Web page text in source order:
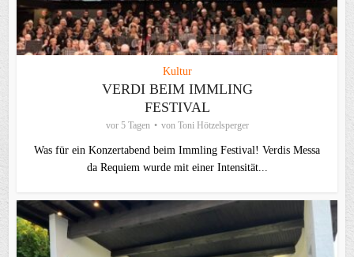
Kultur
VERDI BEIM IMMLING
FESTIVAL
vor 5 Tagen von Toni Hötzelsperger
Was für ein Konzertabend beim Immling Festival! Verdis Messa
da Requiem wurde mit einer Intensität...